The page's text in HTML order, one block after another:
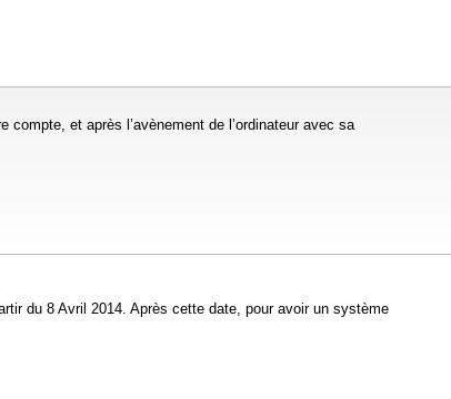
et après l’avènement de l’ordinateur avec sa
du 8 Avril 2014. Après cette date, pour avoir un système